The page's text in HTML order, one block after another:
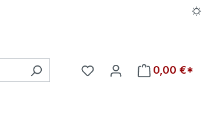
Du hast 0 Produkte auf
0,00 €*